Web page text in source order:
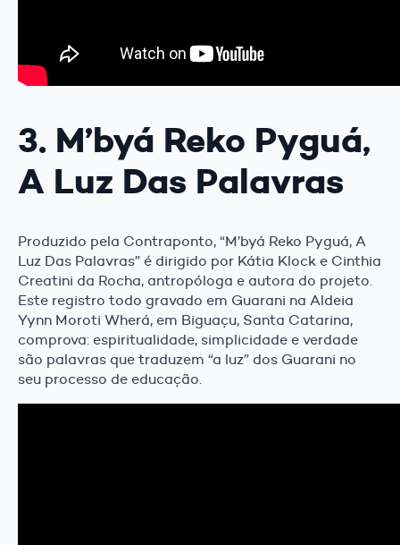
3. M’byá Reko Pyguá,
A Luz Das Palavras
Produzido pela Contraponto, “M’byá Reko Pyguá, A
Luz Das Palavras” é dirigido por Kátia Klock e Cinthia
Creatini da Rocha, antropóloga e autora do projeto.
Este registro todo gravado em Guarani na Aldeia
Yynn Moroti Wherá, em Biguaçu, Santa Catarina,
comprova: espiritualidade, simplicidade e verdade
são palavras que traduzem “a luz” dos Guarani no
seu processo de educação.